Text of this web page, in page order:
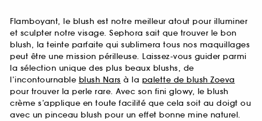
Flamboyant, le blush est notre meilleur atout pour illuminer
et sculpter notre visage. Sephora sait que trouver le bon
blush, la teinte parfaite qui sublimera tous nos maquillages
peut être une mission périlleuse. Laissez-vous guider parmi
la sélection unique des plus beaux blushs, de
l’incontournable blush Nars à la palette de blush Zoeva
pour trouver la perle rare. Avec son fini glowy, le blush
crème s’applique en toute facilité que cela soit au doigt ou
avec un pinceau blush pour un effet bonne mine naturel.